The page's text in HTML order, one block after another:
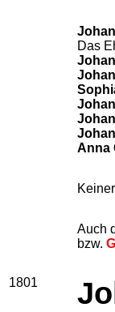
Das
Anna
Auch
bzw.
1801